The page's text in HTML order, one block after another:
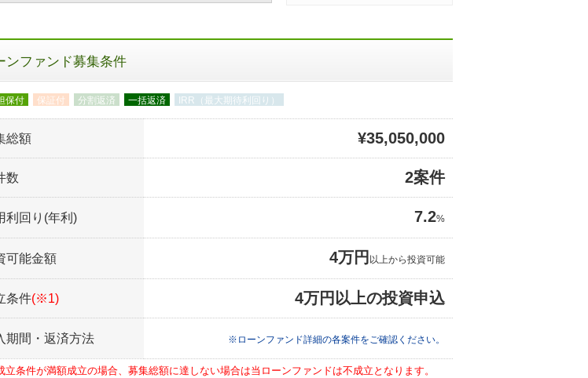
ンファンド募集条件
保付 保証付 分割返済 一括返済 IRR（最大期待利回り）
総額 ¥35,050,000
数 2案件
利回り(年利) 7.2%
可能金額 4万円 以上から投資可能
条件(※1) 4万円以上の投資申込
期間・返済方法 ※ローンファンド詳細の各案件をご確認ください。
条件が満額成立の場合、募集総額に達しない場合は当ローンファンドは不成立となります。